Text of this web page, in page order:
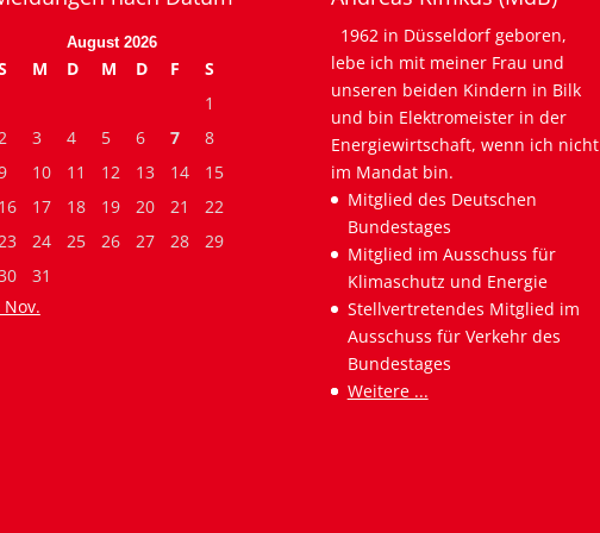
August 2026
M D M D F
S
1
3 4 5 6 7
8
10 11 12 13 14
15
16
17 18 19 20 21
22
24 25 26 27 28
29
31
Nov.
1962 in Düsseldorf geboren,
lebe ich mit meiner Frau und
unseren beiden Kindern in Bilk
und bin Elektromeister in der
Energiewirtschaft, wenn ich nicht
im Mandat bin.
Mitglied des Deutschen
Bundestages
Mitglied im Ausschuss für
Klimaschutz und Energie
Stellvertretendes Mitglied im
Ausschuss für Verkehr des
Bundestages
Weitere ...